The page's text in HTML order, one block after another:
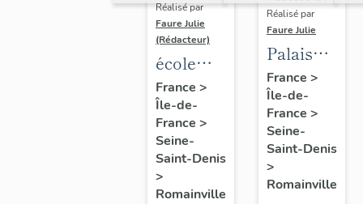
Réalisé par
Faure Julie
(Rédacteur)
école
primaire
Fraternité-
Aubin
France >
Île-de-
France >
Seine-
Saint-Denis
>
Romainville
Réalisé par
Faure Julie
Palais
des fêtes
(Le
Pavillon)
France >
Île-de-
France >
Seine-
Saint-Denis
>
Romainville